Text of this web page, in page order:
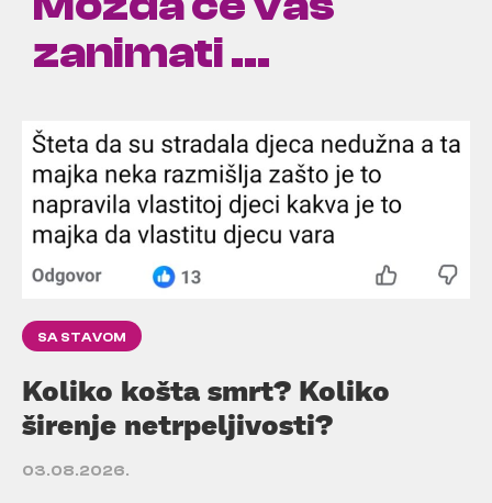
zanimati ...
SA STAVOM
Koliko košta smrt? Koliko
širenje netrpeljivosti?
03.08.2026.